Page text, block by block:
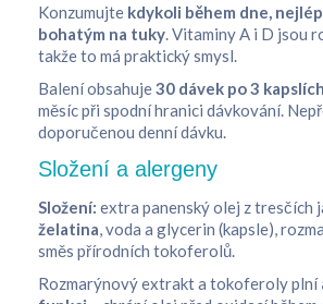
Konzumujte kdykoli během dne,
bohatým na tuky. Vitaminy A i D jsou
takže to má praktický smysl.
Balení obsahuje30 dávek po 3 kapslích
měsíc při spodní hranici dávkování.
doporučenou denní dávku.
Složení a alergeny
Složení: extra panenský olej z tresčích
želatina, voda a glycerin (kapsle),
směs přírodních tokoferolů.
Rozmarýnový extrakt a tokoferoly plní